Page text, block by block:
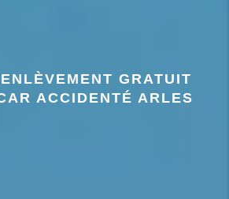
GRATUIT
ACCIDENTÉ ARLES